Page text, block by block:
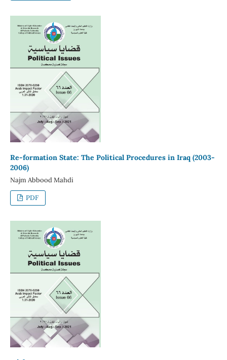
Re-formation State: The Political Procedures in Iraq (2003-
2006)
Najm Abbood Mahdi
PDF